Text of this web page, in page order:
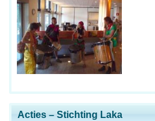
Acties – Stichting Laka